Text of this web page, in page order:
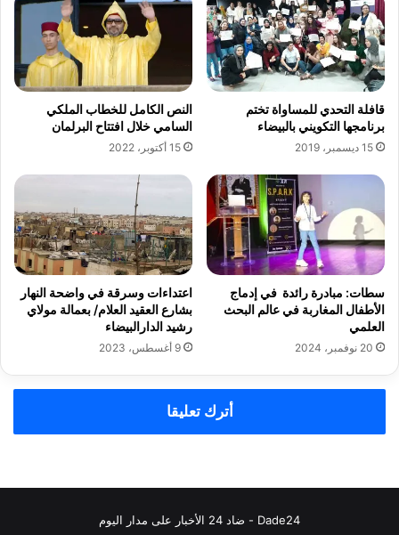
قافلة التحدي للمساواة تختم
برنامجها التكويني بالبيضاء
15 ديسمبر، 2019
النص الكامل للخطاب الملكي
السامي خلال افتتاح البرلمان
15 أكتوبر، 2022
سطات: مبادرة رائدة في إدماج
الأطفال المغاربة في عالم البحث
العلمي
20 نوفمبر، 2024
اعتداءات وسرقة في واضحة النهار
بشارع العقيد العلام/ بعمالة مولاي
رشيد الدارالبيضاء
9 أغسطس، 2023
أترك تعليقا
Dade24 - ضاد 24 الأخبار على مدار اليوم